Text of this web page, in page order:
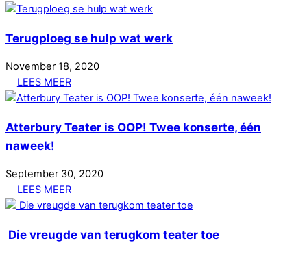
Terugploeg se hulp wat werk
November 18, 2020
LEES MEER
Atterbury Teater is OOP! Twee konserte, één
naweek!
September 30, 2020
LEES MEER
Die vreugde van terugkom teater toe